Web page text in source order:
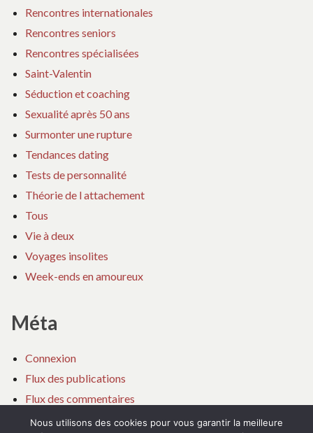
Rencontres internationales
Rencontres seniors
Rencontres spécialisées
Saint-Valentin
Séduction et coaching
Sexualité après 50 ans
Surmonter une rupture
Tendances dating
Tests de personnalité
Théorie de l attachement
Tous
Vie à deux
Voyages insolites
Week-ends en amoureux
Méta
Connexion
Flux des publications
Flux des commentaires
Site de WordPress-FR
Nous utilisons des cookies pour vous garantir la meilleure